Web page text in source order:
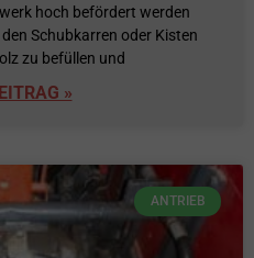
hoch befördert werden
Schubkarren oder Kisten
zu befüllen und
»
ANTRIEB